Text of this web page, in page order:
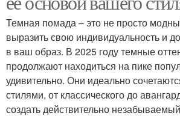
Темная помада – это не просто
выразить свою индивидуальность и
в ваш образ. В 2025 году темные
продолжают находиться на пике
удивительно. Они идеально
стилями, от классического до
создать действительно